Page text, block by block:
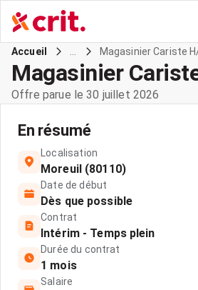
Accueil Magasinier Cariste
Magasinier
Offre parue le 30 juillet 2026
En résumé
Localisation
Moreuil (80110)
Date de début
Dès que possible
Contrat
Intérim - Temps plein
Durée du contrat
1 mois
Salaire